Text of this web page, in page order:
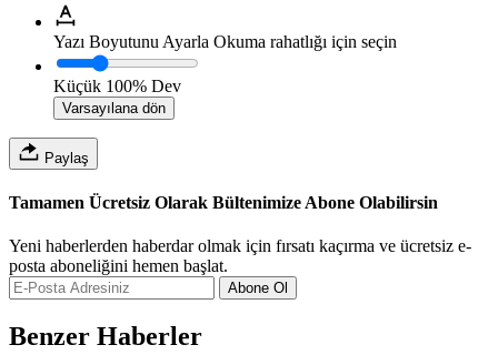
Yazı Boyutunu Ayarla Okuma rahatlığı için seçin
Küçük 100% Dev
Varsayılana dön
Paylaş
Tamamen Ücretsiz Olarak Bültenimize Abone Olabilirsin
Yeni haberlerden haberdar olmak için fırsatı kaçırma ve ücretsiz e-
posta aboneliğini hemen başlat.
Abone Ol
Benzer Haberler